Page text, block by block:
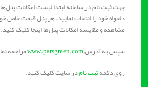
جهت ثبت نام در سامانه ابتدا لیست امکانات پنل‌ها
دلخواه خود را انتخاب نمایید. هر پنل قیمت خاص خود
مشاهده و مقایسه امکانات پنل‌ها اینجا کلیک کنید.
سپس به آدرسwww.parsgreen.comمراجعه
روی دکمهثبت‌ نامدر سایت کلیک کنید.